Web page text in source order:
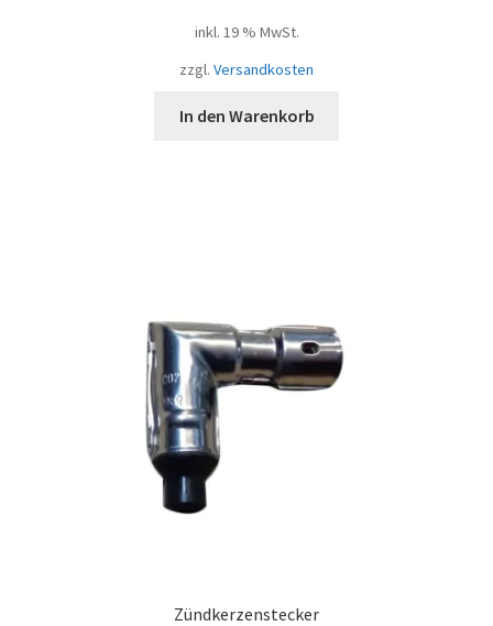
inkl. 19 % MwSt.
zzgl. Versandkosten
In den Warenkorb
Zündkerzenstecker